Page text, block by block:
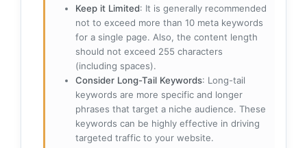
Keep it Limited: It is generally recommended
not to exceed more than 10 meta keywords
for a single page. Also, the content length
should not exceed 255 characters
(including spaces).
Consider Long-Tail Keywords: Long-tail
keywords are more specific and longer
phrases that target a niche audience. These
keywords can be highly effective in driving
targeted traffic to your website.